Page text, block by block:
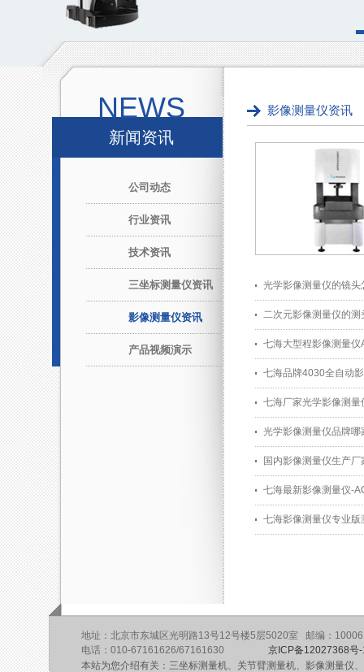
NEWS
新闻资讯
公司动态
行业资讯
技术资讯
三坐标测量仪资讯
影像测量仪资讯
产品视频演示
影像测量仪资讯
光学影像测量仪的镜头
二次元影像测量仪的测
七海大型程影像测量仪
七海品牌4030全自动
七海厂家光学影像测量
光学影像测量仪品牌哪
国内影像测量仪生产厂
七海最新影像测量仪-
七海影像测量仪专业
地址：北京市东城区光明路13号12号楼5层5020室 邮编：
电话：010-67161626/67161630 京ICP备12027368号
本站为您介绍有关：三坐标测量机、关节臂测量机、影像测量仪